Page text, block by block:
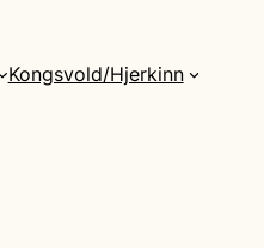
Kongsvold/Hjerkinn